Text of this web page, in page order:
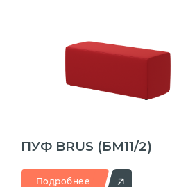
ПУФ BRUS (БМ11/2)
Подробнее